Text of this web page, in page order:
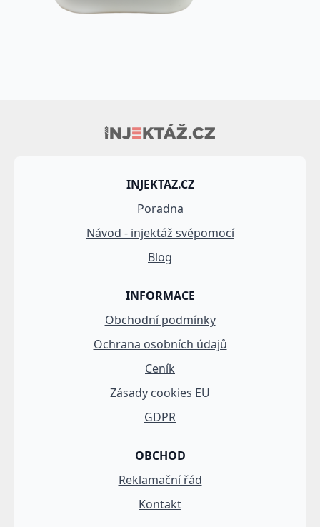
INJEKTAZ.CZ
Poradna
Návod - injektáž svépomocí
Blog
INFORMACE
Obchodní podmínky
Ochrana osobních údajů
Ceník
Zásady cookies EU
GDPR
OBCHOD
Reklamační řád
Kontakt